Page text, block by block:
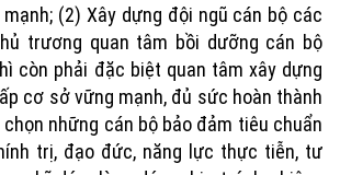
(2) Xây dựng đội ngũ cán bộ các
trương quan tâm bồi dưỡng cán bộ
còn phải đặc biệt quan tâm xây dựng
cơ sở vững mạnh, đủ sức hoàn thành
những cán bộ bảo đảm tiêu chuẩn
trị, đạo đức, năng lực thực tiễn, tư